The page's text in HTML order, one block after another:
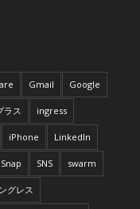
Gmail Google
ラス ingress
iPhone LinkedIn
SNS swarm
グレス